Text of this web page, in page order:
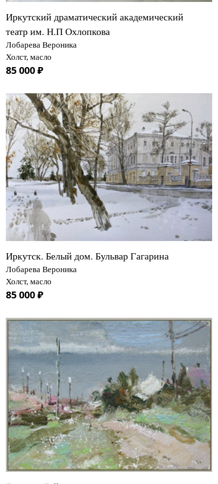
Иркутский драматический академический
театр им. Н.П Охлопкова
Лобарева Вероника
Холст, масло
85 000 ₽
Иркутск. Белый дом. Бульвар Гагарина
Лобарева Вероника
Холст, масло
85 000 ₽